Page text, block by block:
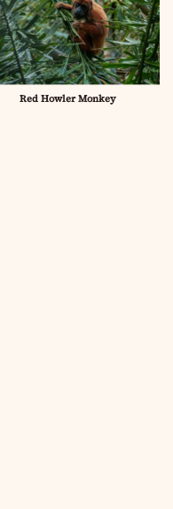
Red Howler Monkey